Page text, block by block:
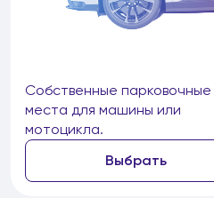
Собственные парковочные
места для машины или
мотоцикла.
Выбрать